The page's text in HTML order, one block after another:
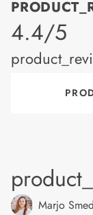
4.4/5
Marjo